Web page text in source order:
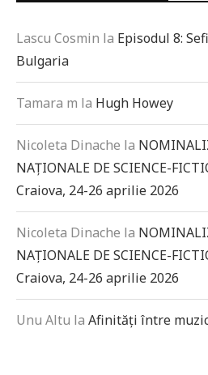
Lascu Cosmin la Episodul 8:
Bulgaria
Tamara m la Hugh Howey
Nicoleta Dinache la
NAȚIONALE DE SCIENCE-
Craiova, 24-26 aprilie 2026
Nicoleta Dinache la
NAȚIONALE DE SCIENCE-
Craiova, 24-26 aprilie 2026
Unu Altu la Afinități între